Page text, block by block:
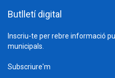
Butlletí digital
Inscriu-te per rebre informació
municipals.
Subscriure'm